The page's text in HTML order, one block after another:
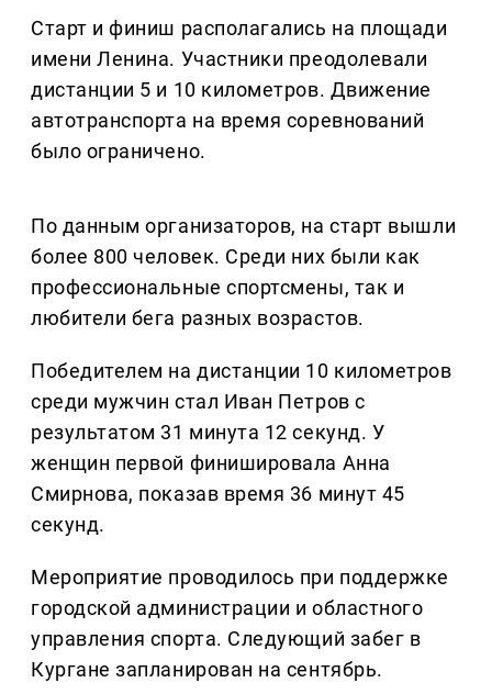
Старт и финиш располагались на площади
имени Ленина. Участники преодолевали
дистанции 5 и 10 километров. Движение
автотранспорта на время соревнований
было ограничено.
По данным организаторов, на старт вышли
более 800 человек. Среди них были как
профессиональные спортсмены, так и
любители бега разных возрастов.
Победителем на дистанции 10 километров
среди мужчин стал Иван Петров с
результатом 31 минута 12 секунд. У
женщин первой финишировала Анна
Смирнова, показав время 36 минут 45
секунд.
Мероприятие проводилось при поддержке
городской администрации и областного
управления спорта. Следующий забег в
Кургане запланирован на сентябрь.